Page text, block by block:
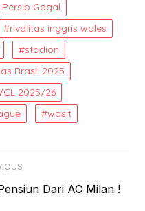
Gagal
rivalitas inggris wales
stadion
Brasil 2025
2025/26
wasit
Dari AC Milan !